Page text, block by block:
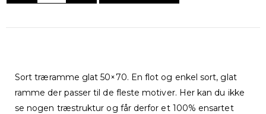
Sort træramme glat 50×70. En flot og enkel sort, glat
ramme der passer til de fleste motiver. Her kan du ikke
se nogen træstruktur og får derfor et 100% ensartet